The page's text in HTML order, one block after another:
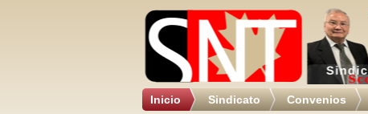
Inicio Sindicato Convenios